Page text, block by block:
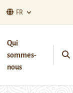
FR
Qui
sommes-
nous